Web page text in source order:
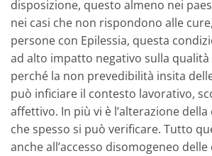
disposizione, questo almeno nei
nei casi che non rispondono alle
persone con Epilessia, questa
ad alto impatto negativo sulla qualità
perché la non prevedibilità insita
può inficiare il contesto lavorativo,
affettivo. In più vi è l’alterazione della
che spesso si può verificare. Tutto
anche all’accesso disomogeneo